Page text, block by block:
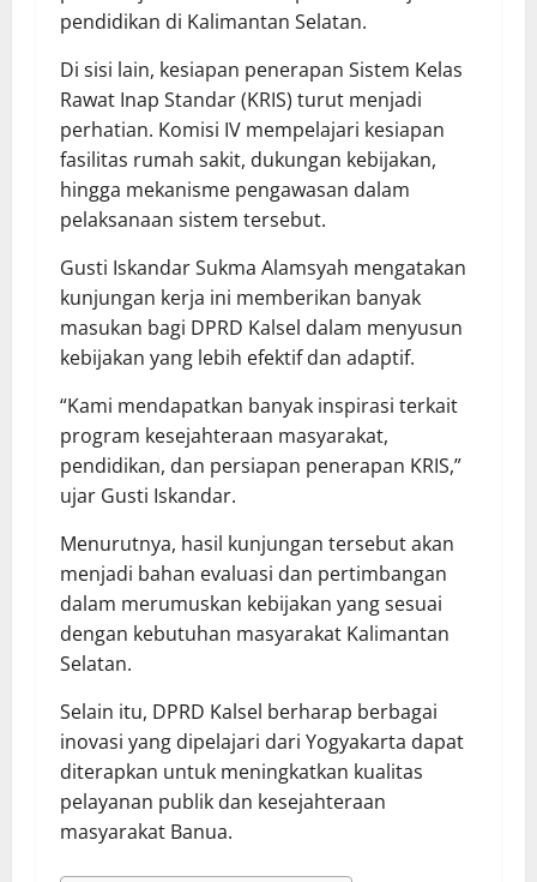
pendidikan di Kalimantan Selatan.
Di sisi lain, kesiapan penerapan Sistem Kelas
Rawat Inap Standar (KRIS) turut menjadi
perhatian. Komisi IV mempelajari kesiapan
fasilitas rumah sakit, dukungan kebijakan,
hingga mekanisme pengawasan dalam
pelaksanaan sistem tersebut.
Gusti Iskandar Sukma Alamsyah mengatakan
kunjungan kerja ini memberikan banyak
masukan bagi DPRD Kalsel dalam menyusun
kebijakan yang lebih efektif dan adaptif.
“Kami mendapatkan banyak inspirasi terkait
program kesejahteraan masyarakat,
pendidikan, dan persiapan penerapan KRIS,”
ujar Gusti Iskandar.
Menurutnya, hasil kunjungan tersebut akan
menjadi bahan evaluasi dan pertimbangan
dalam merumuskan kebijakan yang sesuai
dengan kebutuhan masyarakat Kalimantan
Selatan.
Selain itu, DPRD Kalsel berharap berbagai
inovasi yang dipelajari dari Yogyakarta dapat
diterapkan untuk meningkatkan kualitas
pelayanan publik dan kesejahteraan
masyarakat Banua.